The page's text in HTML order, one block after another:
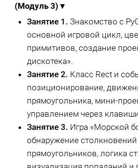
(Модуль 3) ▾
Занятие 1. Знакомство с
основной игровой цикл,
примитивов, создание
дискотека».
Занятие 2. Класс Rect и
позиционирование,
прямоугольника, мини-
управлением через
Занятие 3. Игра «Морской
обнаружение столкновений
прямоугольников, логика